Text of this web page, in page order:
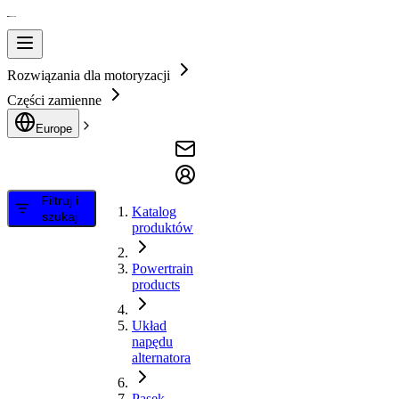
Rozwiązania dla motoryzacji
Części zamienne
Europe
Filtruj i
szukaj
Katalog
produktów
Powertrain
products
Układ
napędu
alternatora